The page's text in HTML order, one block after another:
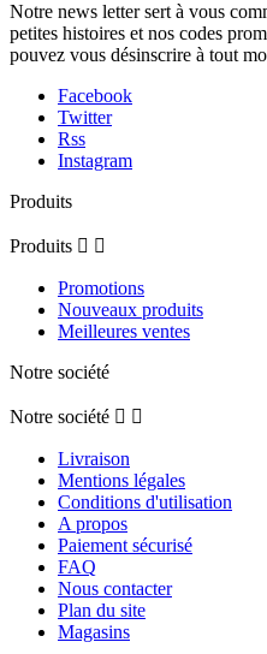
Notre news letter sert à vous
petites histoires et nos codes
pouvez vous désinscrire à tout
Facebook
Twitter
Rss
Instagram
Produits
Produits  
Promotions
Nouveaux produits
Meilleures ventes
Notre société
Notre société  
Livraison
Mentions légales
Conditions d'utilisation
A propos
Paiement sécurisé
FAQ
Nous contacter
Plan du site
Magasins